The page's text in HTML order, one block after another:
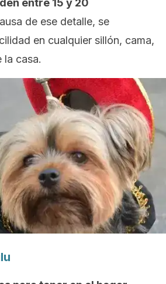
entre 15 y 20
de ese detalle, se
en cualquier sillón, cama,
la casa.